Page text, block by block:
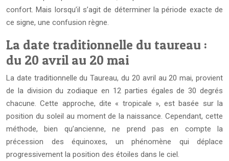
confort. Mais lorsqu’il s’agit de déterminer la période exacte de
ce signe, une confusion règne.
La date traditionnelle du taureau :
du 20 avril au 20 mai
La date traditionnelle du Taureau, du 20 avril au 20 mai, provient
de la division du zodiaque en 12 parties égales de 30 degrés
chacune. Cette approche, dite « tropicale », est basée sur la
position du soleil au moment de la naissance. Cependant, cette
méthode, bien qu’ancienne, ne prend pas en compte la
précession des équinoxes, un phénomène qui déplace
progressivement la position des étoiles dans le ciel.